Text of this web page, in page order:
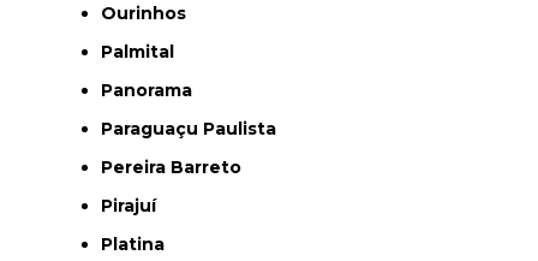
Ourinhos
Palmital
Panorama
Paraguaçu Paulista
Pereira Barreto
Pirajuí
Platina